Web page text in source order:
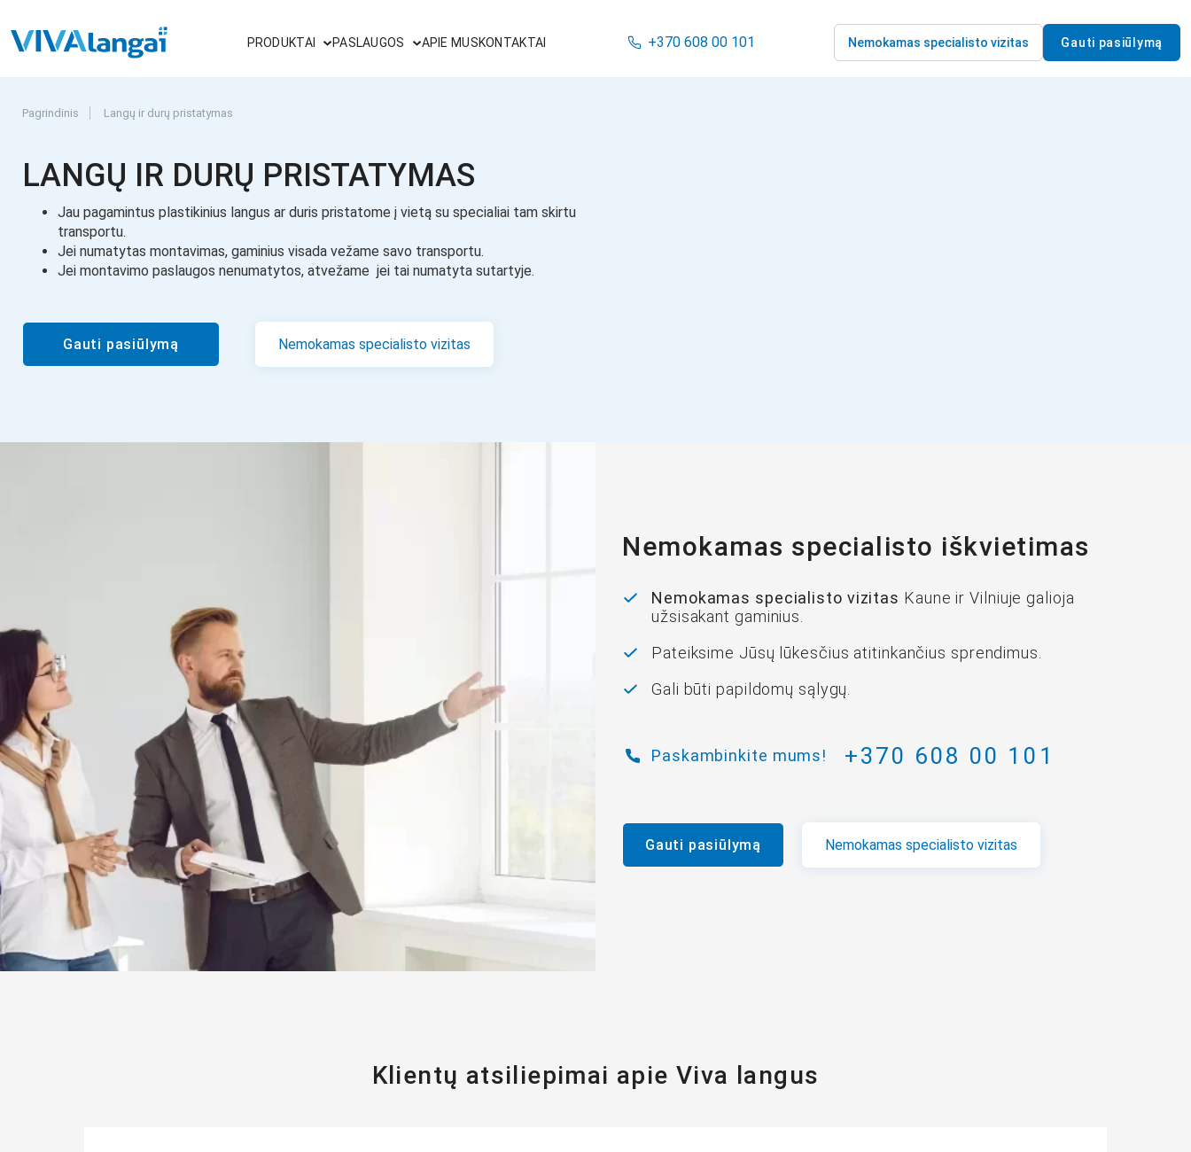
PRODUKTAI PASLAUGOS APIE MUSKONTAKTAI +370 608 00 101 Nemokamas specialisto vizitas Gauti pasiūlymą
Pagrindinis Langų ir durų pristatymas
LANGŲ IR DURŲ PRISTATYMAS
Jau pagamintus plastikinius langus ar duris pristatome į vietą su specialiai tam skirtu
transportu.
Jei numatytas montavimas, gaminius visada vežame savo transportu.
Jei montavimo paslaugos nenumatytos, atvežame jei tai numatyta sutartyje.
Gauti pasiūlymą Nemokamas specialisto vizitas
Nemokamas specialisto iškvietimas
Nemokamas specialisto vizitas Kaune ir Vilniuje galioja
užsisakant gaminius.
Pateiksime Jūsų lūkesčius atitinkančius sprendimus.
Gali būti papildomų sąlygų.
Paskambinkite mums! +370 608 00 101
Gauti pasiūlymą Nemokamas specialisto vizitas
Klientų atsiliepimai apie Viva langus